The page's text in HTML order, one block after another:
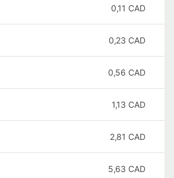
0,11 CAD
0,23 CAD
0,56 CAD
1,13 CAD
2,81 CAD
5,63 CAD